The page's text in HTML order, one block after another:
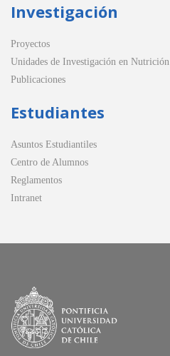
Investigación
Proyectos
Unidades de Investigación en Nutrición
Publicaciones
Estudiantes
Asuntos Estudiantiles
Centro de Alumnos
Reglamentos
Intranet